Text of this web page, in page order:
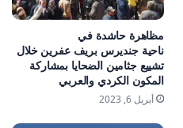
مظاهرة حاشدة في
ناحية جنديرس بريف عفرين خلال
تشييع جثامين الضحايا بمشاركة
المكون الكردي والعربي
أبريل 6, 2023